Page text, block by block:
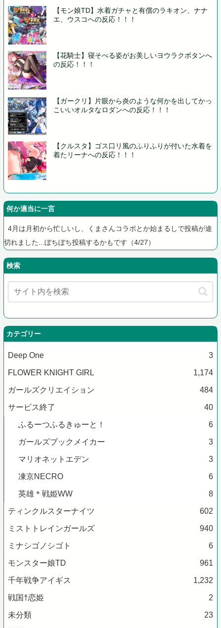
【モン娘TD】水着ガチャと有償のラキオン、ナナ
エ、ウスコへの反応！！！
【花騎士】寝そべる姿がお美しいヨウラクボタンへ
の反応！！！
【ガークリ】片眼から炎のような何かを出してかっ
こいいオルタなロダンへの反応！！！
【クルスタ】ゴス口リ風のふりふりが付いた水着を
着たリーナへの反応！！！
何か適当に一言
4月は月初から忙しいし、くまさんコラボとか始まるしで投稿が途
切れました...ぼちぼち投稿するかもです（4/27）
検索
カテゴリー
Deep One 3
FLOWER KNIGHT GIRL 1,174
ガールズクリエイション 484
サービス終了 40
ふるーつふるきゅーと！ 6
ガールズブックメイカー 3
マリオネットエデン 3
凍京NECRO 6
英雄＊戦姫WW 8
ティンクルスターナイツ 602
ミストトレインガールズ 940
ミナシゴノシゴト 6
モンスター娘TD 961
千年戦争アイギス 1,232
戦国†恋姫 2
未分類 23